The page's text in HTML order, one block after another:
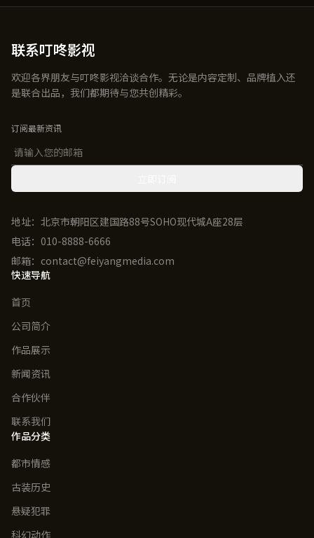
联系叮咚影视
欢迎各界朋友与叮咚影视洽谈合作。无论是内容定制、品牌植入还
是联合出品，我们都期待与您共创精彩。
订阅最新资讯
地址：北京市朝阳区建国路88号SOHO现代城A座28层
电话：010-8888-6666
邮箱：contact@feiyangmedia.com
快速导航
首页
公司简介
作品展示
新闻资讯
合作伙伴
联系我们
作品分类
都市情感
古装历史
悬疑犯罪
科幻动作